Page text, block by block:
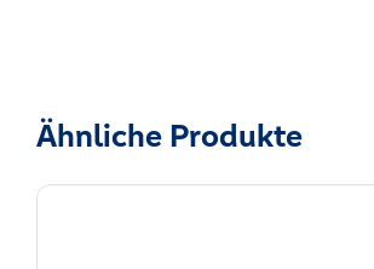
Ähnliche Produkte